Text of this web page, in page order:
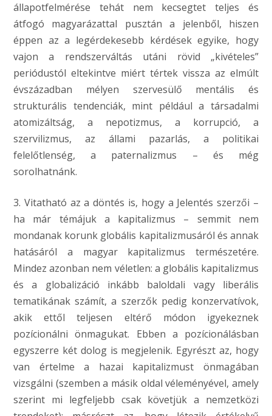
állapotfelmérése tehát nem kecsegtet teljes és
átfogó magyarázattal pusztán a jelenből, hiszen
éppen az a legérdekesebb kérdések egyike, hogy
vajon a rendszerváltás utáni rövid „kivételes”
periódustól eltekintve miért tértek vissza az elmúlt
évszázadban mélyen szervesülő mentális és
strukturális tendenciák, mint például a társadalmi
atomizáltság, a nepotizmus, a korrupció, a
szervilizmus, az állami pazarlás, a politikai
felelőtlenség, a paternalizmus – és még
sorolhatnánk.
3. Vitatható az a döntés is, hogy a Jelentés szerzői –
ha már témájuk a kapitalizmus – semmit nem
mondanak korunk globális kapitalizmusáról és annak
hatásáról a magyar kapitalizmus természetére.
Mindez azonban nem véletlen: a globális kapitalizmus
és a globalizáció inkább baloldali vagy liberális
tematikának számít, a szerzők pedig konzervatívok,
akik ettől teljesen eltérő módon igyekeznek
pozícionálni önmagukat. Ebben a pozícionálásban
egyszerre két dolog is megjelenik. Egyrészt az, hogy
van értelme a hazai kapitalizmust önmagában
vizsgálni (szemben a másik oldal véleményével, amely
szerint mi legfeljebb csak követjük a nemzetközi